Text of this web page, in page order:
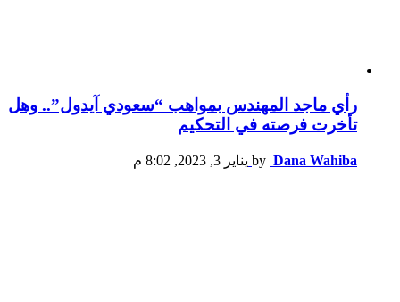
رأي ماجد المهندس بمواهب “سعودي آيدول”.. وهل
تأخرت فرصته في التحكيم
by Dana Wahiba يناير 3, 2023, 8:02 م